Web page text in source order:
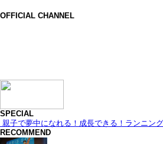
OFFICIAL CHANNEL
SPECIAL
親子で夢中になれる！成長できる！ランニン
RECOMMEND